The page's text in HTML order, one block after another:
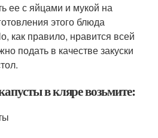
ее с яйцами и мукой на
этого блюда
как правило, нравится всей
подать в качестве закуски
в кляре возьмите: